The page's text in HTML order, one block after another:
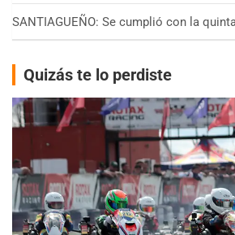
SANTIAGUEÑO: Se cumplió con la
Quizás te lo perdiste